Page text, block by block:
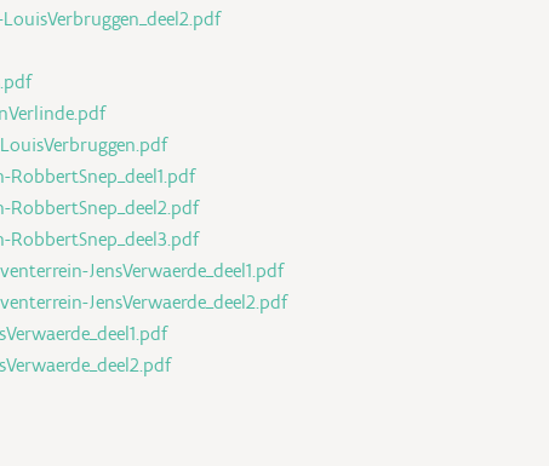
RobbertSnep_deel1.pdf
RobbertSnep_deel2.pdf
RobbertSnep_deel3.pdf
JensVerwaerde_deel1.pdf
JensVerwaerde_deel2.pdf